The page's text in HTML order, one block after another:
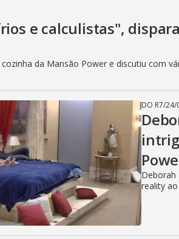
i
d
e
o
e calculistas",
da Mansão Power e discutiu com
DO R7/24/
Deborah
reality